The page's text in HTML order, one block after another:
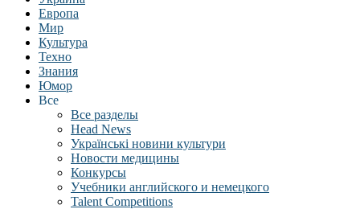
Европа
Мир
Культура
Техно
Знания
Юмор
Все
Все разделы
Head News
Українські новини культури
Новости медицины
Конкурсы
Учебники английского и немецкого
Talent Competitions